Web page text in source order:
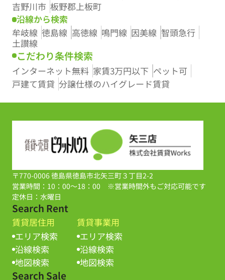
吉野川市 板野郡上板町
沿線から検索
牟岐線 徳島線 高徳線 鳴門線 因美線 智頭急行
土讃線
こだわり条件検索
インターネット無料 家賃3万円以下 ペット可
戸建て賃貸 分譲仕様のハイグレード賃貸
〒770-0006 徳島県徳島市北矢三町３丁目2-2
営業時間：10：00～18：00 ※営業時間外もご対応可能です
定休日：水曜日
Search Rent
賃貸居住用
エリア検索
沿線検索
地図検索
賃貸事業用
エリア検索
沿線検索
地図検索
Search Sale